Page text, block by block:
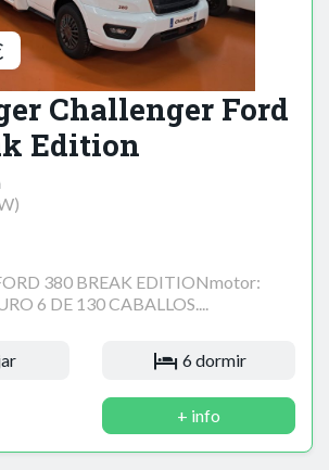
Challenger Ford
Edition
380 BREAK EDITIONmotor:
6 DE 130 CABALLOS....
6 dormir
+ info